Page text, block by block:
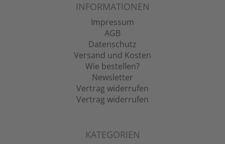
INFORMATIONEN
Impressum
AGB
Datenschutz
Versand und Kosten
Wie bestellen?
Newsletter
Vertrag widerrufen
Vertrag widerrufen
KATEGORIEN